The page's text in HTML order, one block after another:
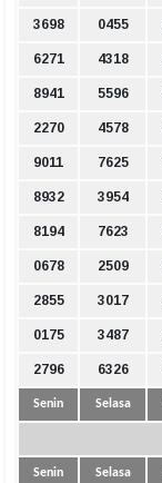
3698 0455
6271 4318
8941 5596
2270 4578
9011 7625
8932 3954
8194 7623
0678 2509
2855 3017
0175 3487
2796 6326
Senin Selasa
Senin Selasa